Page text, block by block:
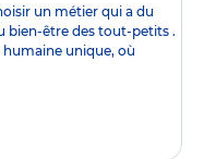
un métier qui a du
bien-être des tout-petits .
humaine unique, où